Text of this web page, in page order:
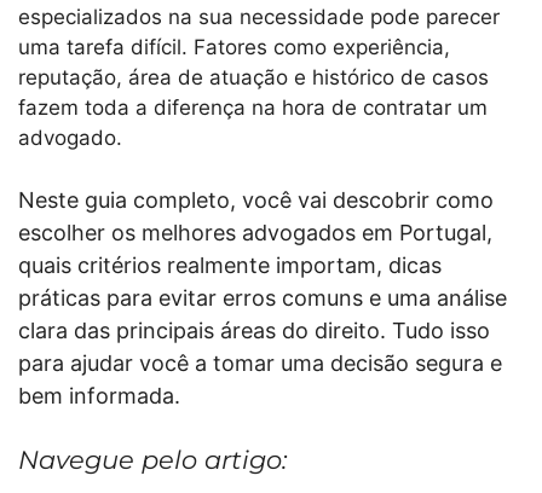
especializados na sua necessidade pode parecer
uma tarefa difícil. Fatores como experiência,
reputação, área de atuação e histórico de casos
fazem toda a diferença na hora de contratar um
advogado.
Neste guia completo, você vai descobrir como
escolher os melhores advogados em Portugal,
quais critérios realmente importam, dicas
práticas para evitar erros comuns e uma análise
clara das principais áreas do direito. Tudo isso
para ajudar você a tomar uma decisão segura e
bem informada.
Navegue pelo artigo: